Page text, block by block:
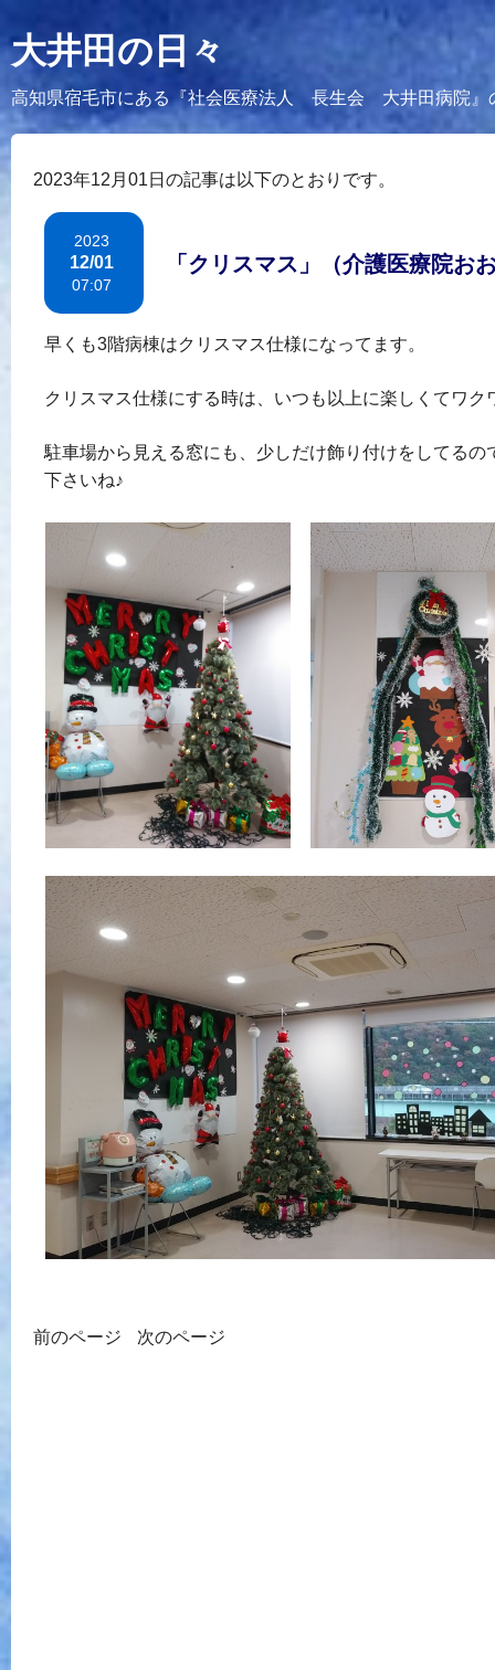
大井田の日々
高知県宿毛市にある『社会医療法人 長生会 大井田病院』
2023年12月01日の記事は以下のとおりです。
「クリスマス」（介護医療院お
2023
12/01
07:07
早くも3階病棟はクリスマス仕様になってます。
クリスマス仕様にする時は、 いつも以上に楽しくてワク
駐車場から見える窓にも、少しだけ飾り付けをしてるの
下さいね♪
前のページ 次のページ